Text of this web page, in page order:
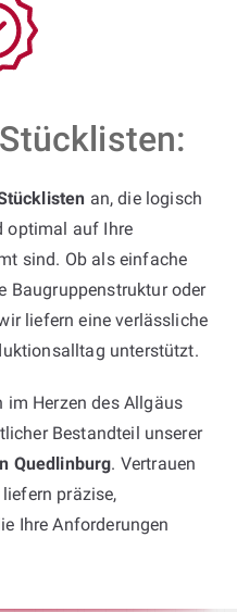
an, die logisch
optimal auf Ihre
sind. Ob als einfache
Baugruppenstruktur oder
liefern eine verlässliche
unterstützt.
im Herzen des Allgäus
Bestandteil unserer
Quedlinburg. Vertrauen
präzise,
Ihre Anforderungen